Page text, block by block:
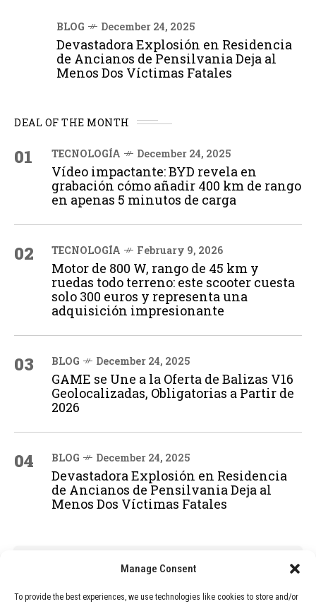
Manage Consent
To provide the best experiences, we use technologies like cookies to store and/or
BLOG December 24, 2025
Devastadora Explosión en Residencia
de Ancianos de Pensilvania Deja al
Menos Dos Víctimas Fatales
DEAL OF THE MONTH
01 TECNOLOGÍA December 24, 2025
Vídeo impactante: BYD revela en
grabación cómo añadir 400 km de rango
en apenas 5 minutos de carga
02 TECNOLOGÍA February 9, 2026
Motor de 800 W, rango de 45 km y
ruedas todo terreno: este scooter cuesta
solo 300 euros y representa una
adquisición impresionante
03 BLOG December 24, 2025
GAME se Une a la Oferta de Balizas V16
Geolocalizadas, Obligatorias a Partir de
2026
04 BLOG December 24, 2025
Devastadora Explosión en Residencia
de Ancianos de Pensilvania Deja al
Menos Dos Víctimas Fatales